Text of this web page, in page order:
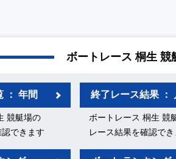
ボートレース 桐生 競
： 年間
競艇場の
できます
終了レース結果 ：
ボートレース 桐生 競
レース結果を確認で